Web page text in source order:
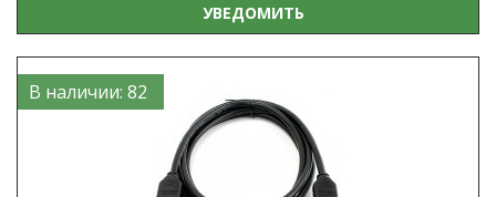
УВЕДОМИТЬ
В наличии: 82